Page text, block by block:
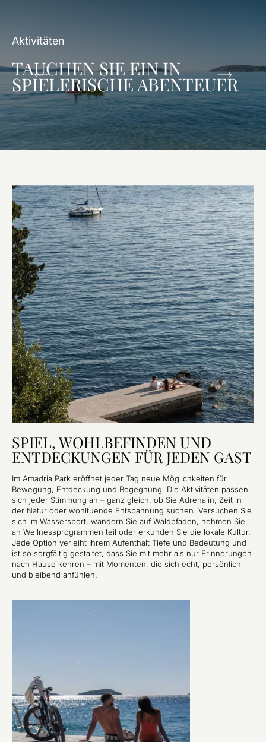
Aktivitäten
TAUCHEN SIE EIN IN
SPIELERISCHE ABENTEUER
SPIEL, WOHLBEFINDEN UND
ENTDECKUNGEN FÜR JEDEN GAST
Im Amadria Park eröffnet jeder Tag neue Möglichkeiten für
Bewegung, Entdeckung und Begegnung. Die Aktivitäten passen
sich jeder Stimmung an – ganz gleich, ob Sie Adrenalin, Zeit in
der Natur oder wohltuende Entspannung suchen. Versuchen Sie
sich im Wassersport, wandern Sie auf Waldpfaden, nehmen Sie
an Wellnessprogrammen teil oder erkunden Sie die lokale Kultur.
Jede Option verleiht Ihrem Aufenthalt Tiefe und Bedeutung und
ist so sorgfältig gestaltet, dass Sie mit mehr als nur Erinnerungen
nach Hause kehren – mit Momenten, die sich echt, persönlich
und bleibend anfühlen.